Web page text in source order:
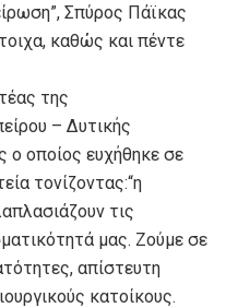
Σπύρος Πάϊκας
καθώς και πέντε
της
– Δυτικής
ο οποίος ευχήθηκε σε
τονίζοντας:“η
τις
μας. Ζούμε σε
απίστευτη
κατοίκους.